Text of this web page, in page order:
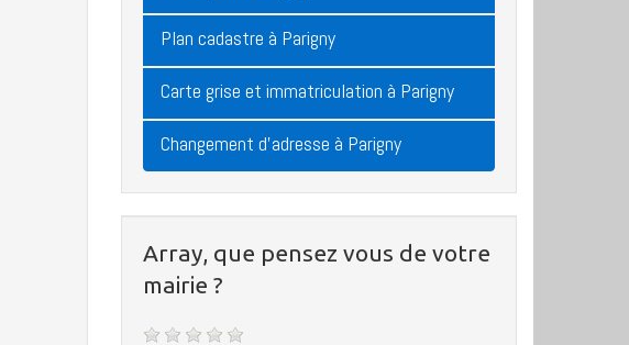
Plan cadastre à Parigny
Carte grise et immatriculation à Parigny
Changement d'adresse à Parigny
Array, que pensez vous de votre
mairie ?